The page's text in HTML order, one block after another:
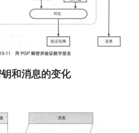
和消息的变化